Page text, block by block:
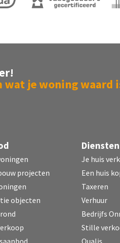
wat je woning waard
projecten
objecten
Diensten
Je huis
Een huis
Taxeren
Verhuur
Bedrijfs
Stille
Qualis